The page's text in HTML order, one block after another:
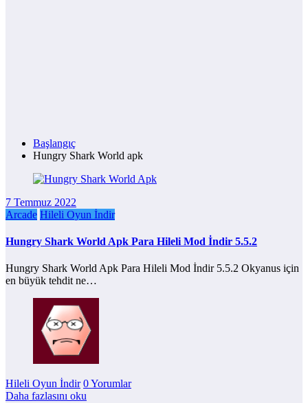
Başlangıç
Hungry Shark World apk
7 Temmuz 2022
Arcade Hileli Oyun İndir
Hungry Shark World Apk Para Hileli Mod İndir 5.5.2
Hungry Shark World Apk Para Hileli Mod İndir 5.5.2 Okyanus için
en büyük tehdit ne…
Hileli Oyun İndir 0 Yorumlar
Daha fazlasını oku